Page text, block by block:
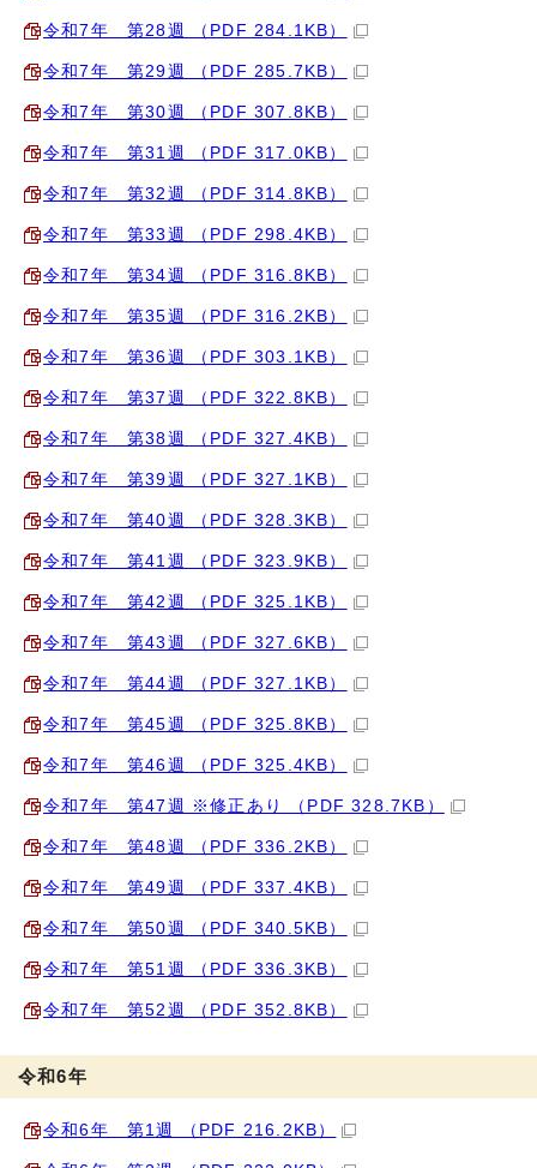
令和7年 第28週 （PDF 284.1KB）
令和7年 第29週 （PDF 285.7KB）
令和7年 第30週 （PDF 307.8KB）
令和7年 第31週 （PDF 317.0KB）
令和7年 第32週 （PDF 314.8KB）
令和7年 第33週 （PDF 298.4KB）
令和7年 第34週 （PDF 316.8KB）
令和7年 第35週 （PDF 316.2KB）
令和7年 第36週 （PDF 303.1KB）
令和7年 第37週 （PDF 322.8KB）
令和7年 第38週 （PDF 327.4KB）
令和7年 第39週 （PDF 327.1KB）
令和7年 第40週 （PDF 328.3KB）
令和7年 第41週 （PDF 323.9KB）
令和7年 第42週 （PDF 325.1KB）
令和7年 第43週 （PDF 327.6KB）
令和7年 第44週 （PDF 327.1KB）
令和7年 第45週 （PDF 325.8KB）
令和7年 第46週 （PDF 325.4KB）
令和7年 第47週 ※修正あり （PDF 328.7KB）
令和7年 第48週 （PDF 336.2KB）
令和7年 第49週 （PDF 337.4KB）
令和7年 第50週 （PDF 340.5KB）
令和7年 第51週 （PDF 336.3KB）
令和7年 第52週 （PDF 352.8KB）
令和6年
令和6年 第1週 （PDF 216.2KB）